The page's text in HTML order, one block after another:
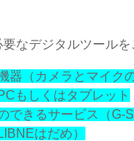
なデジタルツールを
器（カメラとマイク
もしくはタブレット
できるサービス（G-
はだめ）